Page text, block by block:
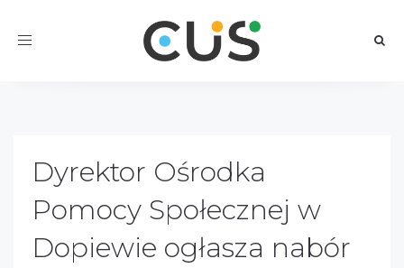
Toggle
Dyrektor Ośrodka
Pomocy Społecznej w
Dopiewie ogłasza nabór